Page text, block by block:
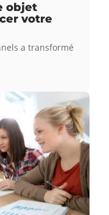
objet
votre
a transformé